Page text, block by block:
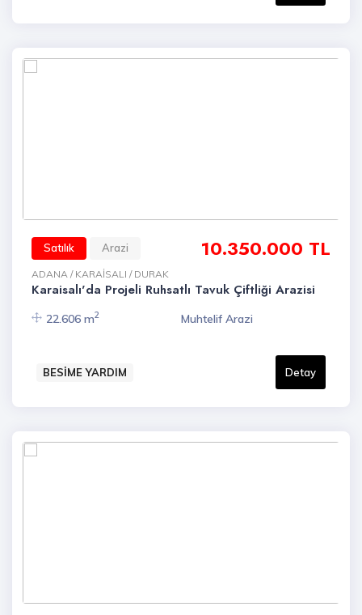
Satılık Arazi 10.350.000 TL
ADANA / KARAİSALI / DURAK
Karaisalı'da Projeli Ruhsatlı Tavuk Çiftliği Arazisi
22.606 m2 Muhtelif Arazi
BESİME YARDIM Detay